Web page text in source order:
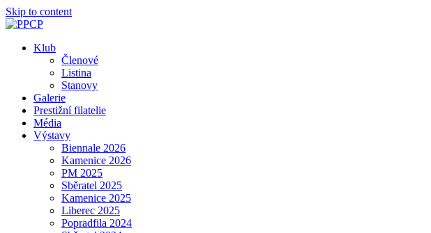
Skip to content
Klub
Členové
Listina
Stanovy
Galerie
Prestižní filatelie
Média
Výstavy
Biennale 2026
Kamenice 2026
PM 2025
Sběratel 2025
Kamenice 2025
Liberec 2025
Popradfila 2024